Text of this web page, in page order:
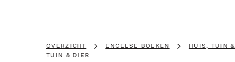
OVERZICHT ENGELSE BOEKEN HUIS, TUIN
TUIN & DIER